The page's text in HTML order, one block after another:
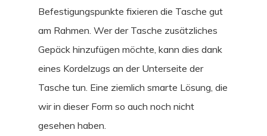
Befestigungspunkte fixieren die Tasche gut
am Rahmen. Wer der Tasche zusätzliches
Gepäck hinzufügen möchte, kann dies dank
eines Kordelzugs an der Unterseite der
Tasche tun. Eine ziemlich smarte Lösung, die
wir in dieser Form so auch noch nicht
gesehen haben.